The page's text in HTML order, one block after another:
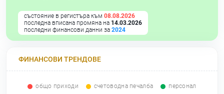
състояние в регистъра към 08.08.2026
последна вписана промяна на 14.03.2026
последни финансови данни за 2024
ФИНАНСОВИ ТРЕНДОВЕ
общо приходи счетоводна печалба персонал